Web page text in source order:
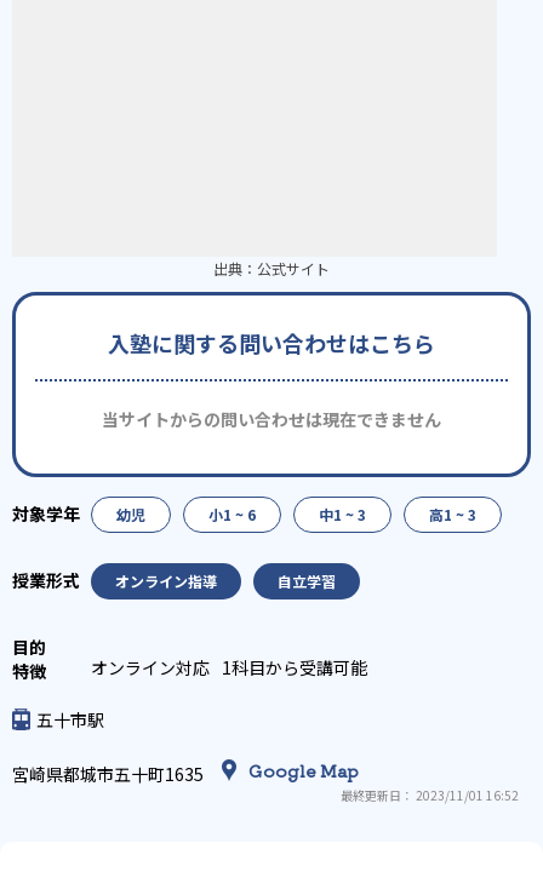
出典： 公式サイト
入塾に関する問い合わせはこちら
当サイトからの問い合わせは現在できません
幼児 小1 ~ 6 中1 ~ 3 高1 ~ 3
オンライン指導 自立学習
オンライン対応 1科目から受講可能
五十市駅
宮崎県都城市五十町1635 Google Map
最終更新日： 2023/11/01 16:52